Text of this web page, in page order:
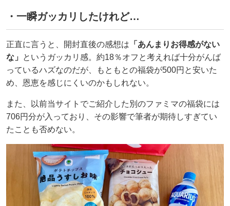
・一瞬ガッカリしたけれど…
正直に言うと、開封直後の感想は 「あんまりお得感がない
な」
というガッカリ感。約18％オフと考えれば十分がんば
っているハズなのだが、もともとの福袋が500円と安いた
め、恩恵を感じにくいのかもしれない。
また、以前当サイトでご紹介した別のファミマの福袋には
706円分が入っており、その影響で筆者が期待しすぎてい
たことも否めない。